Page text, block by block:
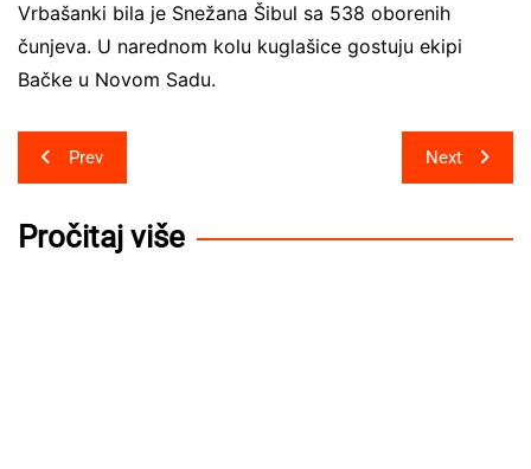
Vrbašanki bila je Snežana Šibul sa 538 oborenih
čunjeva. U narednom kolu kuglašice gostuju ekipi
Bačke u Novom Sadu.
Post
navigation
Prev Next
Pročitaj više